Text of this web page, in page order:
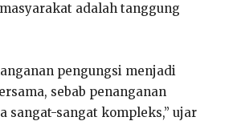
adalah tanggung
pengungsi menjadi
sebab penanganan
sangat-sangat kompleks,” ujar